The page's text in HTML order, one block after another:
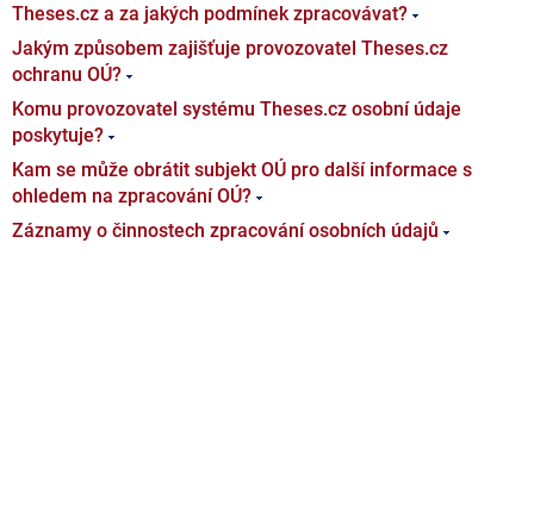
Theses.cz a za jakých podmínek zpracovávat?
Jakým způsobem zajišťuje provozovatel Theses.cz
ochranu OÚ?
Komu provozovatel systému Theses.cz osobní údaje
poskytuje?
Kam se může obrátit subjekt OÚ pro další informace s
ohledem na zpracování OÚ?
Záznamy o činnostech zpracování osobních údajů